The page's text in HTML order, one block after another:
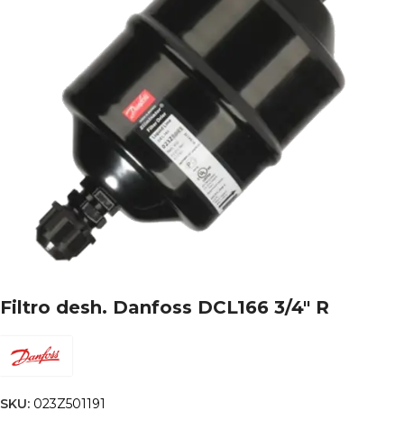
Filtro desh. Danfoss DCL166 3/4″ R
SKU: 023Z501191